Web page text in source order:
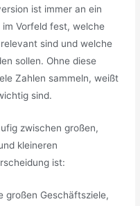
ist immer an ein
Vorfeld fest, welche
sind und welche
sollen. Ohne diese
Zahlen sammeln, weißt
sind.
zwischen großen,
kleineren
ist:
großen Geschäftsziele,